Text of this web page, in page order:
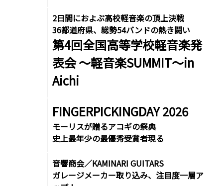
2日間におよぶ高校軽音楽の頂上決戦
36都道府県、総勢54バンドの熱き闘い
第4回全国高等学校軽音楽発
表会 ～軽音楽SUMMIT～in
Aichi
FINGERPICKINGDAY 2026
モーリスが贈るアコギの祭典
史上最年少の最優秀受賞者現る
音響商会／KAMINARI GUITARS
ガレージメーカー取り込み、注目度一層ア